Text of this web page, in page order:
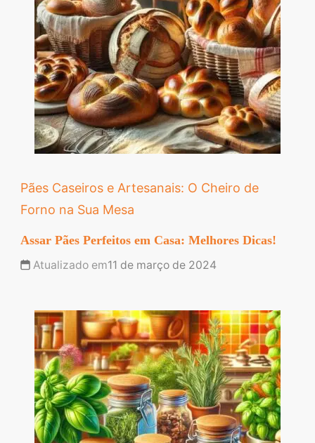
Pães Caseiros e Artesanais: O Cheiro de
Forno na Sua Mesa
Assar Pães Perfeitos em Casa: Melhores Dicas!
Atualizado em11 de março de 2024